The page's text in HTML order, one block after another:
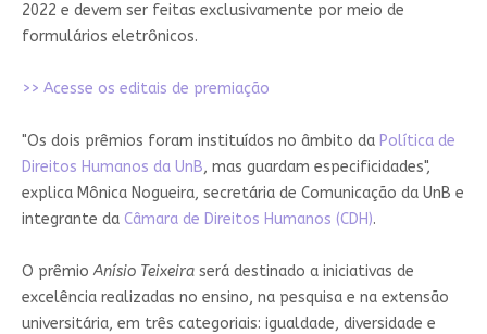
2022 e devem ser feitas exclusivamente por meio de
formulários eletrônicos.
>> Acesse os editais de premiação
"Os dois prêmios foram instituídos no âmbito da Política de
Direitos Humanos da UnB, mas guardam especificidades",
explica Mônica Nogueira, secretária de Comunicação da UnB e
integrante da Câmara de Direitos Humanos (CDH).
O prêmioAnísio Teixeiraserá destinado a iniciativas de
excelência realizadas no ensino, na pesquisa e na extensão
universitária, em três categoriais: igualdade, diversidade e